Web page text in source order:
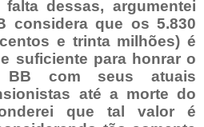
dessas, argumentei
considera que os 5.830
e trinta milhões) é
suficiente para honrar o
BB com seus atuais
até a morte do
que tal valor é